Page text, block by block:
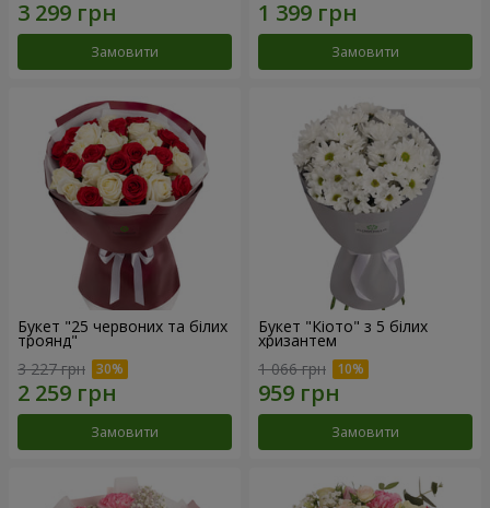
Замовити Замовити
Букет "25 червоних та білих
троянд"
3 227 грн
Замовити
Букет "Кіото" з 5 білих
хризантем
1 066 грн
Замовити